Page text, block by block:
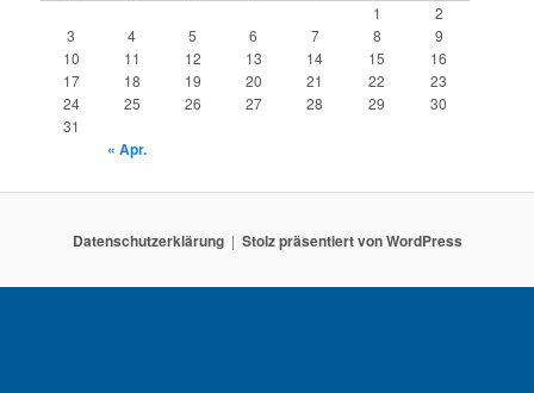
1
2
3
4 5 6 7 8
9
10
11 12 13 14 15
16
17
18 19 20 21 22
23
24
25 26 27 28 29
30
31
« Apr.
Datenschutzerklärung Stolz präsentiert von WordPress